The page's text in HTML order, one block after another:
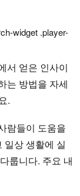
widget .player-
서 얻은 인사이
는 방법을 자세
.
람들이 도움을
일상 생활에 실
룹니다. 주요 내